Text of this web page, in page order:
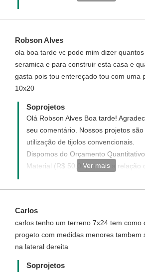
link para que você adquirir os
Robson Alves
ola boa tarde vc pode mim dizer
seramica e para construir esta casa e
gasta pois tou entereçado tou com uma
10x20
Soprojetos
Olá Robson Alves Boa tarde!
seu comentário. Nossos projetos são
utilização de tijolos convencionais.
Dispomos do Orçamento
Material (R$ 50,00), que é a relação
construção, você só terá que
adquirir no link
http://www.soprojetos.com.br/
- Ivana - Atendimento Soprojetos
Ver mais
Carlos
carlos tenho um terreno 7x24 tem como
progeto com medidas menores tambem
na lateral dereita
Soprojetos